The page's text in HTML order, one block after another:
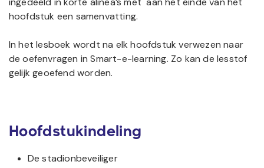
hoofdstuk een samenvatting.
In het lesboek wordt na elk hoofdstuk verwezen naar
de oefenvragen in Smart-e-learning. Zo kan de lesstof
gelijk geoefend worden.
Hoofdstukindeling
De stadionbeveiliger